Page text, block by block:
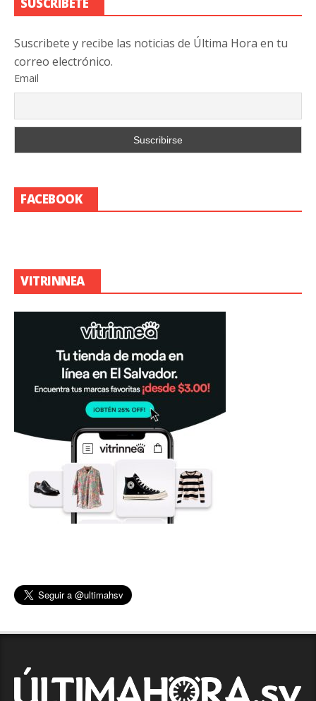
SUSCRIBETE
Suscribete y recibe las noticias de Última Hora en tu
correo electrónico.
Email
FACEBOOK
VITRINNEA